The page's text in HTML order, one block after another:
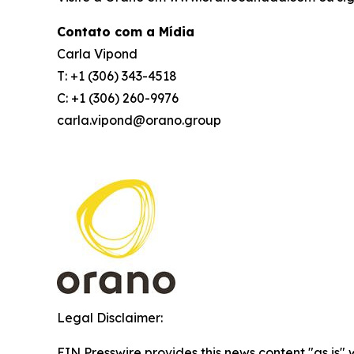
Contato com a Mídia
Carla Vipond
T: +1 (306) 343-4518
C: +1 (306) 260-9976
carla.vipond@orano.group
Legal Disclaimer: